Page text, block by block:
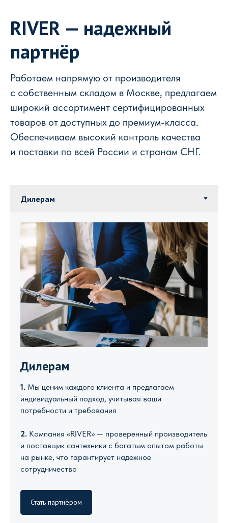
RIVER — надежный
партнёр
Работаем напрямую от производителя
с собственным складом в Москве, предлагаем
широкий ассортимент сертифицированных
товаров от доступных до премиум-класса.
Обеспечиваем высокий контроль качества
и поставки по всей России и странам СНГ.
Дилерам
1. Мы ценим каждого клиента и предлагаем
индивидуальный подход, учитывая ваши
потребности и требования
2. Компания «RIVER» — проверенный производитель
и поставщик сантехники с богатым опытом работы
на рынке, что гарантирует надежное
сотрудничество
Стать партнёром